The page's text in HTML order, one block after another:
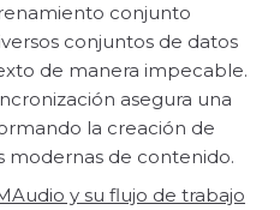
conjunto
conjuntos de datos
de manera impecable.
asegura una
la creación de
modernas de contenido.
y su flujo de trabajo